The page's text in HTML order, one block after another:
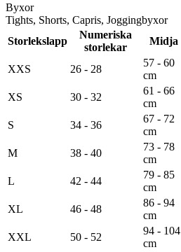
Byxor
Tights, Shorts, Capris, Joggingbyxor
Storlekslapp
Numeriska
storlekar
Midja
XXS 26 - 28
57 - 60
cm
XS 30 - 32
61 - 66
cm
S 34 - 36
67 - 72
cm
M 38 - 40
73 - 78
cm
L 42 - 44
79 - 85
cm
XL 46 - 48
86 - 94
cm
XXL 50 - 52
94 - 104
cm